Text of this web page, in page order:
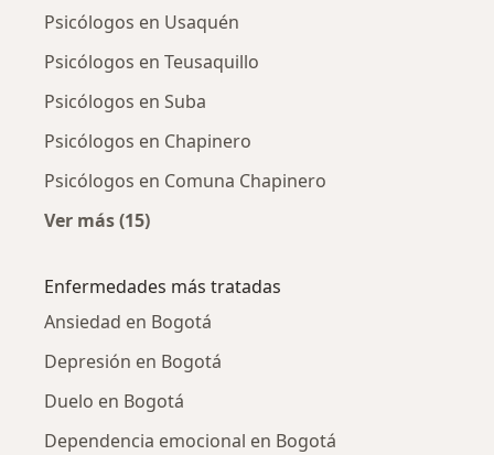
Psicólogos en Usaquén
Psicólogos en Teusaquillo
Psicólogos en Suba
Psicólogos en Chapinero
Psicólogos en Comuna Chapinero
Ver más (15)
Enfermedades más tratadas
Ansiedad en Bogotá
Depresión en Bogotá
Duelo en Bogotá
Dependencia emocional en Bogotá